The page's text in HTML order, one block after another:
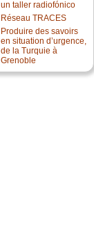
un taller radiofónico
Réseau TRACES
Produire des savoirs
en situation d’urgence,
de la Turquie à
Grenoble